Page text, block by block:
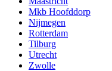
Mkb Hoofddorp
Nijmegen
Rotterdam
Tilburg
Utrecht
Zwolle